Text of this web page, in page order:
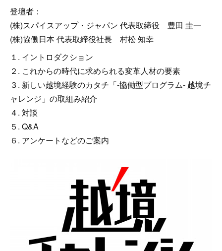
登壇者：
(株)スパイスアップ・ジャパン 代表取締役 豊田 圭一
(株)協働日本 代表取締役社長 村松 知幸
１. イントロダクション
２. これからの時代に求められる変革人材の要素
３. 新しい越境経験のカタチ「-協働型プログラム- 越境チ
ャレンジ」の取組み紹介
４. 対談
５. Q&A
６. アンケートなどのご案内